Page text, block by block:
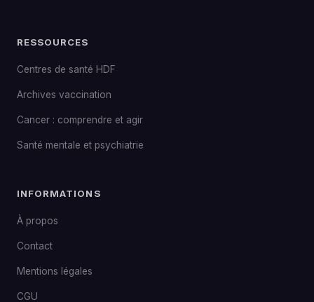
RESSOURCES
Centres de santé HDF
Archives vaccination
Cancer : comprendre et agir
Santé mentale et psychiatrie
INFORMATIONS
À propos
Contact
Mentions légales
CGU